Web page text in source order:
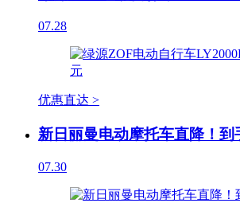
07.28
优惠直达 >
新日丽曼电动摩托车直降！到
07.30